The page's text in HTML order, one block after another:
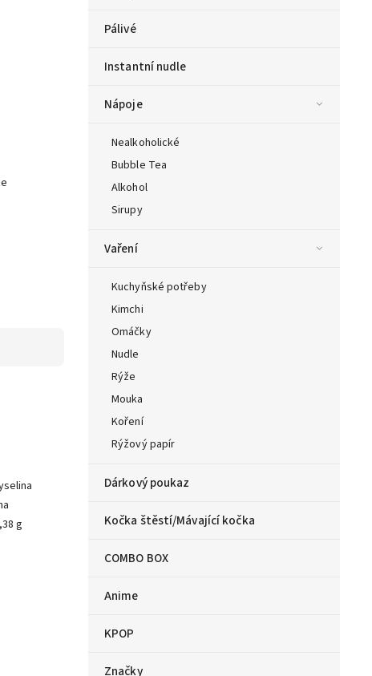
Pálivé
Instantní nudle
Nápoje
Nealkoholické
Bubble Tea
Alkohol
Sirupy
Vaření
Kuchyňské potřeby
Kimchi
Omáčky
Nudle
Rýže
Mouka
Koření
Rýžový papír
Dárkový poukaz
Kočka štěstí/Mávající kočka
COMBO BOX
Anime
KPOP
Značky
g